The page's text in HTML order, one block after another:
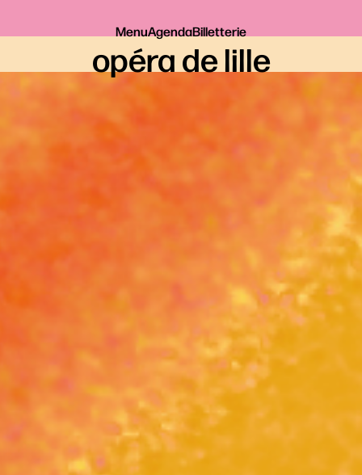
MenuAgendaBilletterie
opéra de lille